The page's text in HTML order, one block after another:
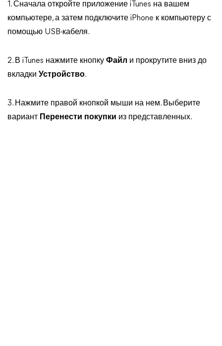
1. Сначала откройте приложение iTunes на вашем
компьютере, а затем подключите iPhone к компьютеру с
помощью USB-кабеля.
2. В iTunes нажмите кнопку Файл и прокрутите вниз до
вкладки Устройство.
3. Нажмите правой кнопкой мыши на нем. Выберите
вариант
Перенести покупки из представленных.